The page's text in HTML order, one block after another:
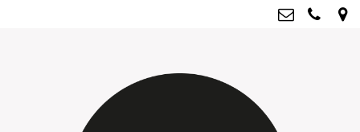
Kvk: Mrs O & more - 67796435
BTWnr: NL001835603B07